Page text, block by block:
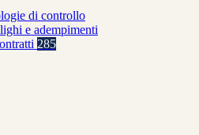
di controllo
e adempimenti
285